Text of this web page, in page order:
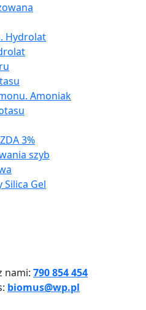
Hydrolat
Amoniak
3%
szyb
Gel
nami: 790 854 454
biomus@wp.pl